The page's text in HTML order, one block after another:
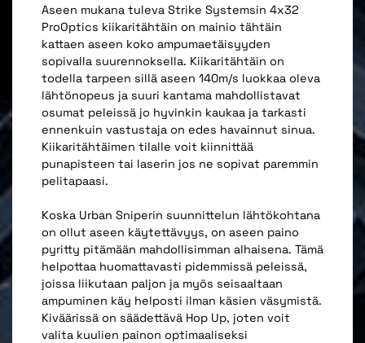
Aseen mukana tuleva Strike Systemsin 4x32
ProOptics kiikaritähtäin on mainio tähtäin
kattaen aseen koko ampumaetäisyyden
sopivalla suurennoksella. Kiikaritähtäin on
todella tarpeen sillä aseen 140m/s luokkaa oleva
lähtönopeus ja suuri kantama mahdollistavat
osumat peleissä jo hyvinkin kaukaa ja tarkasti
ennenkuin vastustaja on edes havainnut sinua.
Kiikaritähtäimen tilalle voit kiinnittää
punapisteen tai laserin jos ne sopivat paremmin
pelitapaasi.
Koska Urban Sniperin suunnittelun lähtökohtana
on ollut aseen käytettävyys, on aseen paino
pyritty pitämään mahdollisimman alhaisena. Tämä
helpottaa huomattavasti pidemmissä peleissä,
joissa liikutaan paljon ja myös seisaaltaan
ampuminen käy helposti ilman käsien väsymistä.
Kiväärissä on säädettävä Hop Up, joten voit
valita kuulien painon optimaaliseksi